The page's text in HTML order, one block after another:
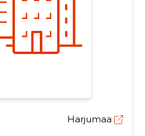
Harjumaa